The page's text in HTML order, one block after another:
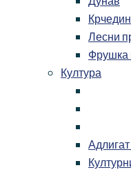
Лесни
Фрушка
Култура